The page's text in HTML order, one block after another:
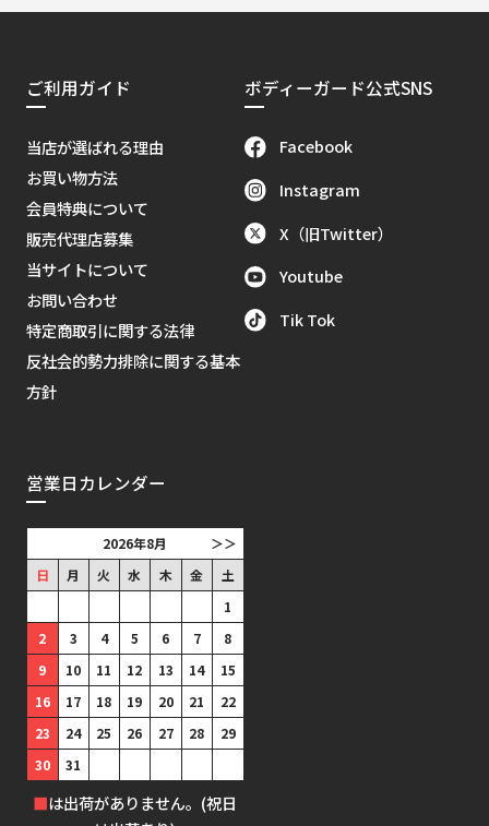
ご利用ガイド
当店が選ばれる理由
お買い物方法
会員特典について
販売代理店募集
当サイトについて
お問い合わせ
特定商取引に関する法律
反社会的勢力排除に関する基本
方針
ボディーガード公式SNS
Facebook
Instagram
X（旧Twitter）
Youtube
Tik Tok
営業日カレンダー
＞＞
2026年8月
日
月 火 水 木 金
土
1
2
3 4 5 6 7
8
9
10 11 12 13 14
15
16
17 18 19 20 21
22
23
24 25 26 27 28
29
30
31
■は出荷がありません。(祝日